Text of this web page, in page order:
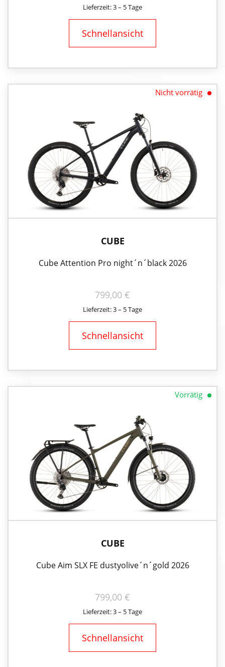
PREIS
WAR:
1.199,00 €
Lieferzeit: 3 – 5 Tage
Schnellansicht
Nicht vorrätig
CUBE
Cube Attention Pro night´n´black 2026
799,00 €
Lieferzeit: 3 – 5 Tage
Schnellansicht
Vorrätig
CUBE
Cube Aim SLX FE dustyolive´n´gold 2026
799,00 €
Lieferzeit: 3 – 5 Tage
Schnellansicht